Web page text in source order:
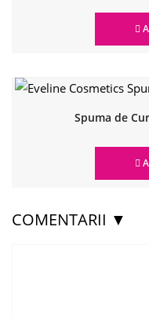
Spuma de
COMENTARII ▼